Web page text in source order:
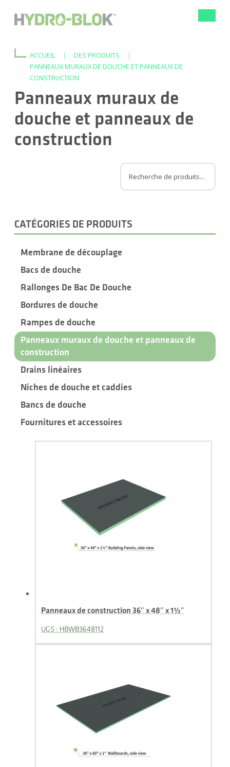
ACCUEIL | DES PRODUITS
|
PANNEAUX MURAUX DE DOUCHE ET PANNEAUX DE
CONSTRUCTION
Panneaux muraux de
douche et panneaux de
construction
CATÉGORIES DE PRODUITS
Membrane de découplage
Bacs de douche
Rallonges De Bac De Douche
Bordures de douche
Rampes de douche
Panneaux muraux de douche et panneaux de
construction
Drains linéaires
Niches de douche et caddies
Bancs de douche
Fournitures et accessoires
Panneaux de construction 36″ x 48″ x 1½″
UGS : HBWB3648112